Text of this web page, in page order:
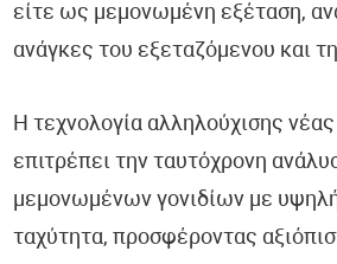
είτε ως μεμονωμένη εξέταση,
ανάγκες του εξεταζόμενου και
Η τεχνολογία αλληλούχισης νέας
επιτρέπει την ταυτόχρονη
μεμονωμένων γονιδίων με υψηλή
ταχύτητα, προσφέροντας